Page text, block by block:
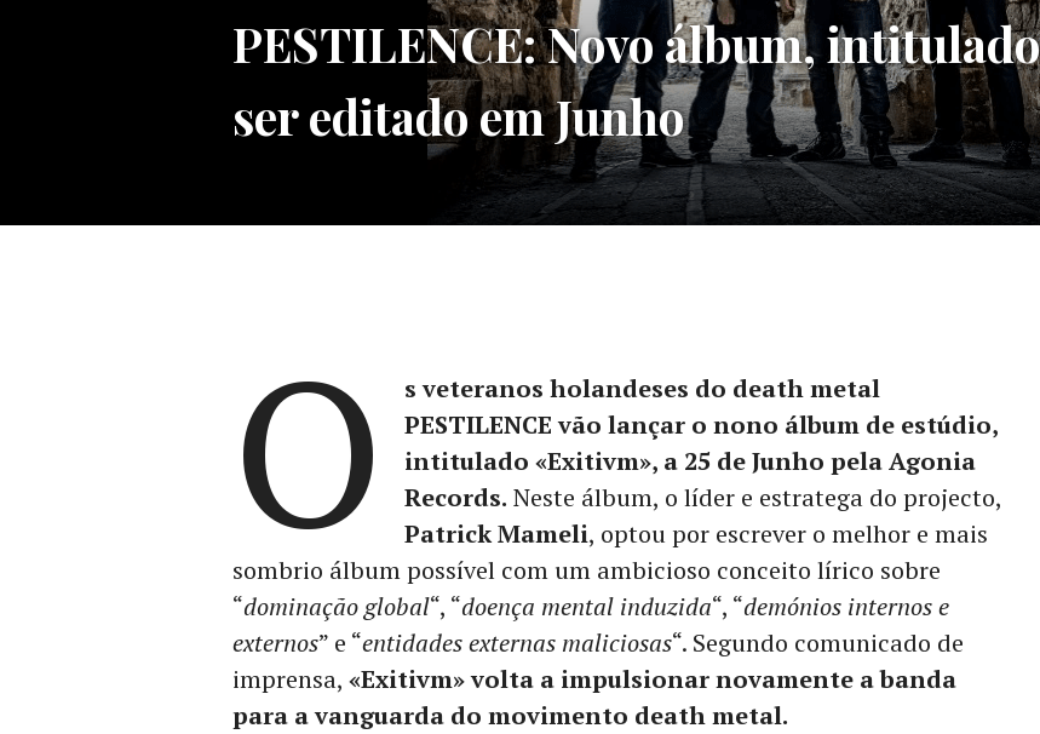
PESTILENCE: Novo álbum,
ser editado em Junho
O
s veteranos holandeses do death metal
PESTILENCE vão lançar o nono álbum de estúdio,
intitulado «Exitivm», a 25 de Junho pela Agonia
Records. Neste álbum, o líder e estratega do projecto,
Patrick Mameli, optou por escrever o melhor e mais
sombrio álbum possível com um ambicioso conceito lírico sobre
“dominação global“, “doença mental induzida“, “demónios internos e
externos” e “entidades externas maliciosas“. Segundo comunicado de
imprensa, «Exitivm» volta a impulsionar novamente a banda
para a vanguarda do movimento death metal.